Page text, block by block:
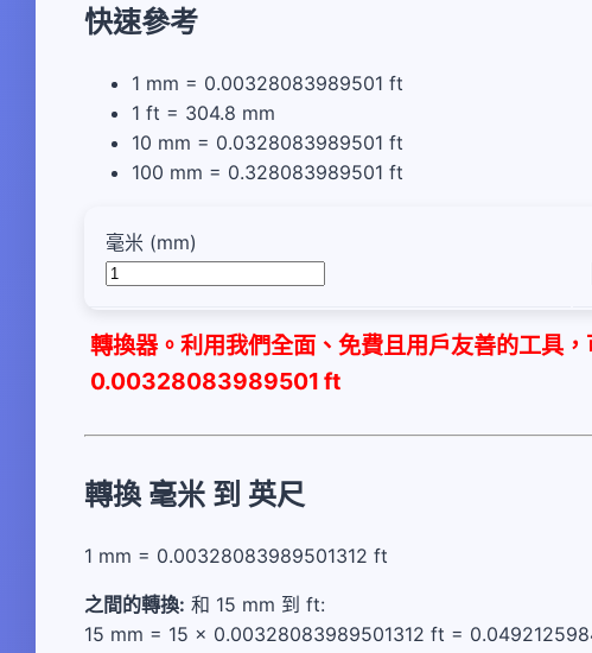
快速參考
1 mm = 0.00328083989501 ft
1 ft = 304.8 mm
10 mm = 0.0328083989501 ft
100 mm = 0.328083989501 ft
毫米 (mm)
轉換器。利用我們全面、免費且用戶友善的工具
0.00328083989501 ft
轉換 毫米 到 英尺
1 mm = 0.00328083989501312 ft
之間的轉換: 和 15 mm 到 ft:
15 mm = 15 × 0.00328083989501312 ft =